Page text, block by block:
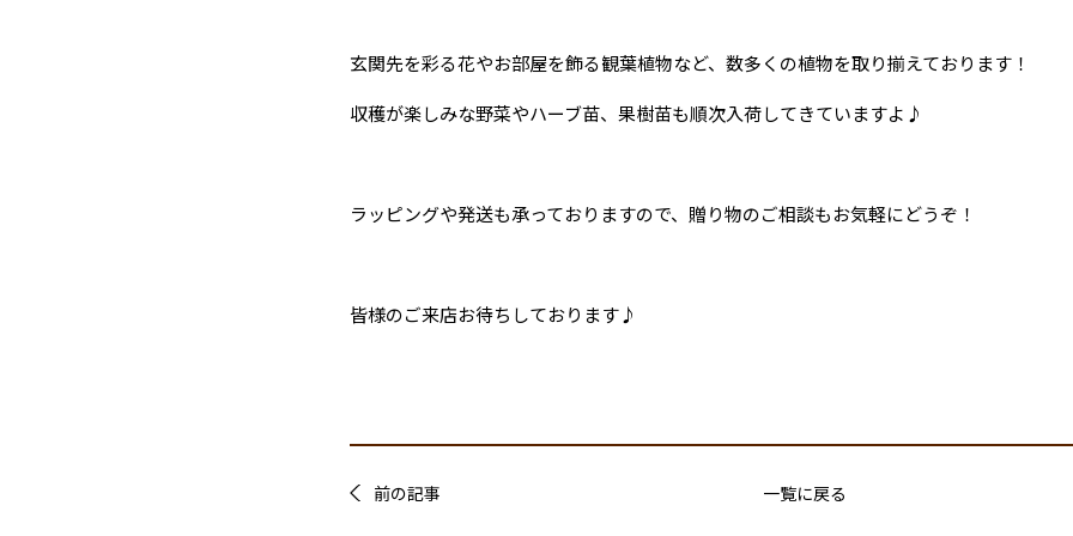
玄関先を彩る花やお部屋を飾る観葉植物など、数多くの植物を取り揃えております！
収穫が楽しみな野菜やハーブ苗、果樹苗も順次入荷してきていますよ♪
ラッピングや発送も承っておりますので、贈り物のご相談もお気軽にどうぞ！
皆様のご来店お待ちしております♪
前の記事 一覧に戻る